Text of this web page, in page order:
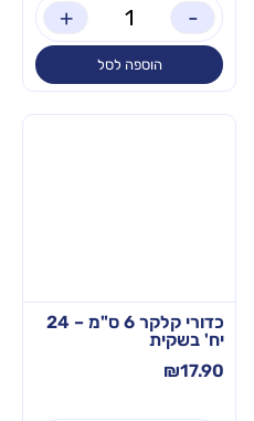
-
+
הוספה לסל
כדורי קלקר 6 ס"מ – 24
יח' בשקית
₪17.90